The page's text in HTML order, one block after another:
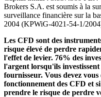
Brokers S.A. est soumis à la
surveillance financière sur la
2004 (KPWiG-4021-54-1/
Les CFD sont des
risque élevé de perdre
l'effet de levier. 76% des
l'argent lorsqu'ils investissent
fournisseur. Vous devez
fonctionnement des CFD et
prendre le risque de perdre